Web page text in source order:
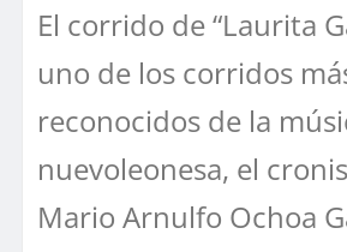
El corrido de “Laurita
uno de los corridos
reconocidos de la
nuevoleonesa, el
Mario Arnulfo Ochoa